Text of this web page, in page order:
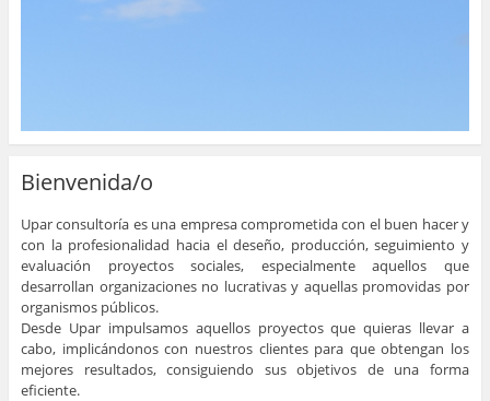
Bienvenida/o
Upar consultoría es una empresa comprometida con el buen hacer y
con la profesionalidad hacia el deseño, producción, seguimiento y
evaluación proyectos sociales, especialmente aquellos que
desarrollan organizaciones no lucrativas y aquellas promovidas por
organismos públicos.
Desde Upar impulsamos aquellos proyectos que quieras llevar a
cabo, implicándonos con nuestros clientes para que obtengan los
mejores resultados, consiguiendo sus objetivos de una forma
eficiente.